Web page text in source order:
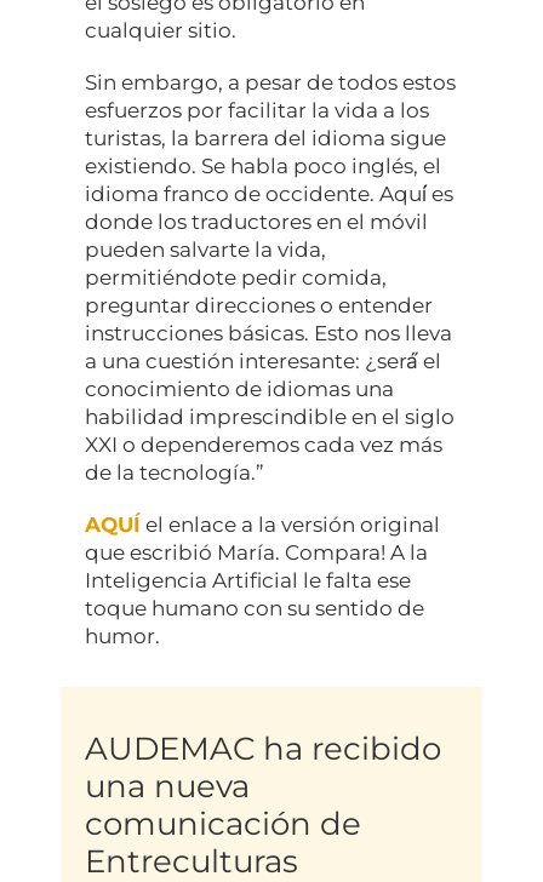
cualquier sitio.
Sin embargo, a pesar de todos estos
esfuerzos por facilitar la vida a los
turistas, la barrera del idioma sigue
existiendo. Se habla poco inglés, el
idioma franco de occidente. Aquí́ es
donde los traductores en el móvil
pueden salvarte la vida,
permitiéndote pedir comida,
preguntar direcciones o entender
instrucciones básicas. Esto nos lleva
a una cuestión interesante: ¿será́ el
conocimiento de idiomas una
habilidad imprescindible en el siglo
XXI o dependeremos cada vez más
de la tecnología.”
AQUÍ el enlace a la versión original
que escribió María. Compara! A la
Inteligencia Artificial le falta ese
toque humano con su sentido de
humor.
AUDEMAC ha recibido
una nueva
comunicación de
Entreculturas